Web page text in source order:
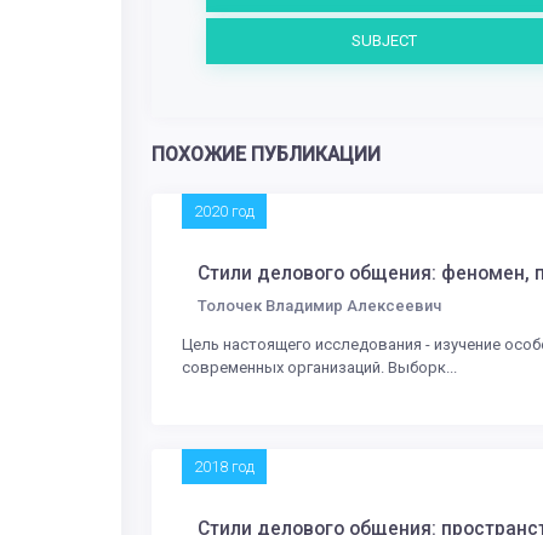
SUBJECT
ПОХОЖИЕ ПУБЛИКАЦИИ
2020 год
Стили делового общения: феномен,
Толочек Владимир Алексеевич
Цель настоящего исследования - изучение
современных организаций. Выборк...
2018 год
Стили делового общения: